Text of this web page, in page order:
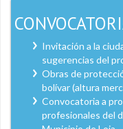
Invitación a la
sugerencias del
Obras de
bolívar (altura
Convocatoria a
profesionales del